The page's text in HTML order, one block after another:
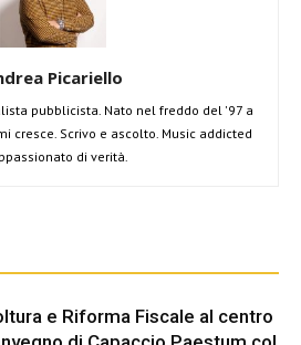
Picariello
pubblicista. Nato nel freddo del '97 a
cresce. Scrivo e ascolto. Music addicted
di verità.
e Riforma Fiscale al centro